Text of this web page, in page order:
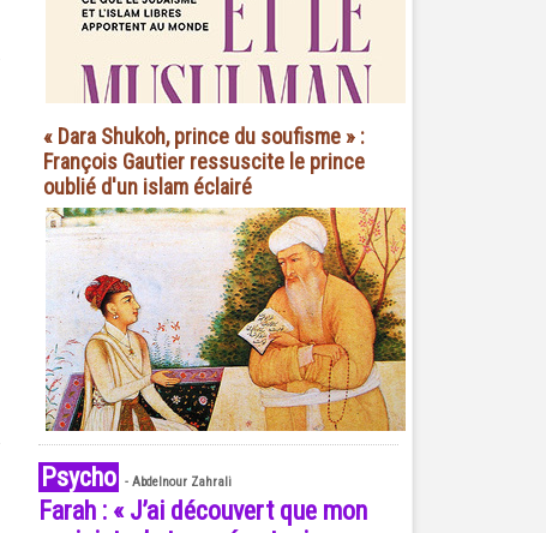
« Dara Shukoh, prince du soufisme » :
François Gautier ressuscite le prince
oublié d'un islam éclairé
Psycho - Abdelnour Zahrali
Farah : « J’ai découvert que mon